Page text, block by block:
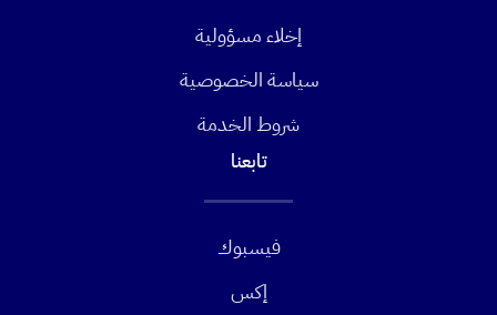
إخلاء مسؤولية
سياسة الخصوصية
شروط الخدمة
تابعنا
فيسبوك
إكس